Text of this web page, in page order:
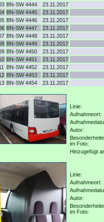
BN-SW 4444
23.11.2017
BN-SW 4445
23.11.2017
BN-SW 4446
23.11.2017
BN-SW 4447
23.11.2017
BN-SW 4448
23.11.2017
BN-SW 4449
23.11.2017
BN-SW 4450
23.11.2017
BN-SW 4451
23.11.2017
BN-SW 4452
23.11.2017
BN-SW 4453
23.11.2017
BN-SW 4454 23.11.2017
Linie:
Aufnahmeort:
Autor:
im Foto:
Hinzugefügt
Linie:
Aufnahmeort:
Autor:
im Foto: